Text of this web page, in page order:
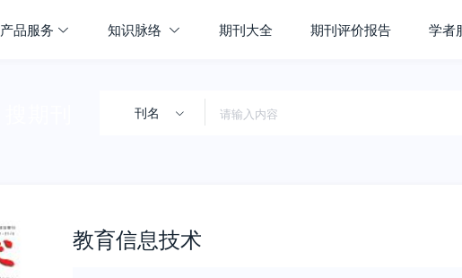
产品服务 知识脉络 期刊大全 期刊评价报告 学者
刊名
教育信息技术